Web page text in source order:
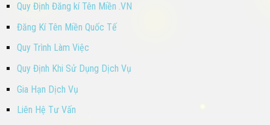
Quy Định Đăng kí Tên Miền .VN
Đăng Kí Tên Miền Quốc Tế
Quy Trình Làm Việc
Quy Định Khi Sử Dụng Dịch Vụ
Gia Hạn Dịch Vụ
Liên Hệ Tư Vấn